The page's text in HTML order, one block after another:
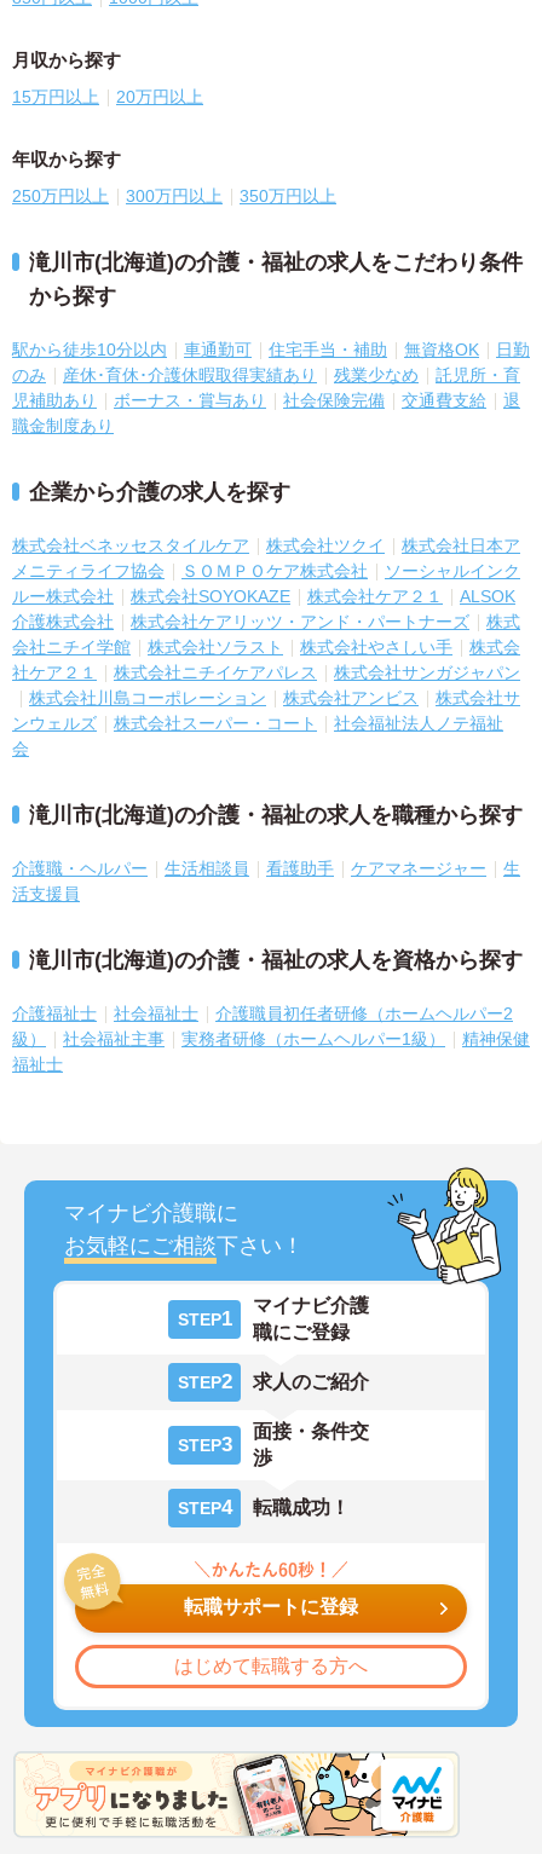
月収から探す
15万円以上 20万円以上
年収から探す
250万円以上 300万円以上 350万円以上
滝川市(北海道)の介護・福祉の求人をこだわり条件
から探す
駅から徒歩10分以内 車通勤可 住宅手当・補助 無資格OK
日勤
のみ
産休･育休･介護休暇取得実績あり 残業少なめ
託児所・育
児補助あり
ボーナス・賞与あり 社会保険完備 交通費支給
退
職金制度あり
企業から介護の求人を探す
株式会社ベネッセスタイルケア 株式会社ツクイ
株式会社日本ア
メニティライフ協会
ＳＯＭＰＯケア株式会社
ソーシャルインク
ルー株式会社
株式会社SOYOKAZE 株式会社ケア２１
ALSOK
介護株式会社
株式会社ケアリッツ・アンド・パートナーズ
株式
会社ニチイ学館
株式会社ソラスト 株式会社やさしい手
株式会
社ケア２１
株式会社ニチイケアパレス
株式会社サンガジャパン
株式会社川島コーポレーション
株式会社アンビス
株式会社サ
ンウェルズ
株式会社スーパー・コート
社会福祉法人ノテ福祉
会
滝川市(北海道)の介護・福祉の求人を職種から探す
介護職・ヘルパー 生活相談員 看護助手 ケアマネージャー
生
活支援員
滝川市(北海道)の介護・福祉の求人を資格から探す
介護福祉士 社会福祉士
介護職員初任者研修（ホームヘルパー2
級）
社会福祉主事 実務者研修（ホームヘルパー1級）
精神保健
福祉士
マイナビ介護職に
お気軽にご相談下さい！
STEP1
マイナビ介護
職にご登録
STEP2 求人のご紹介
STEP3
面接・条件交
渉
STEP4 転職成功！
転職サポートに登録
はじめて転職する方へ